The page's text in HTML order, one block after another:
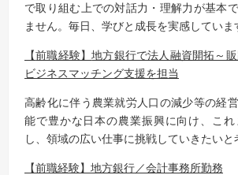
で取り組む上での対話力・理解力が基本
ません。毎日、学びと成長を実感していま
【前職経験】地方銀行で法人融資開拓～販
ビジネスマッチング支援を担当
高齢化に伴う農業就労人口の減少等の経
能で豊かな日本の農業振興に向け、こ
し、領域の広い仕事に挑戦していきたいと
【前職経験】 地方銀行／会計事務所勤務